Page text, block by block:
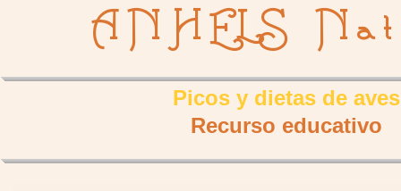
ANHELS
Picos y dietas de aves
Recurso educativo